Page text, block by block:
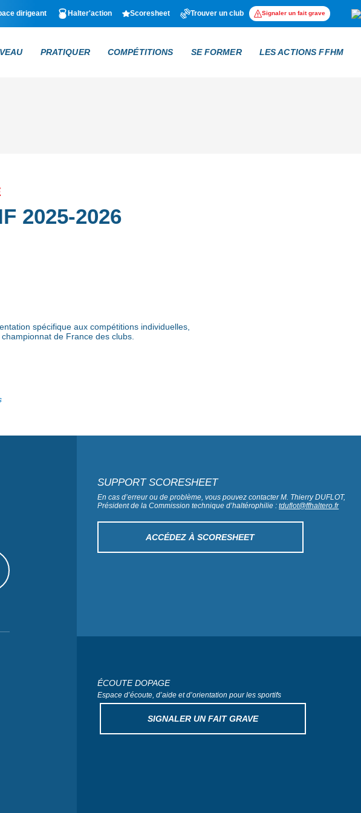
dirigeant Halter'action Scoresheet Trouver un club Signaler un fait grave
PRATIQUER COMPÉTITIONS SE FORMER LES ACTIONS FFHM
2025-2026
spécifique aux compétitions individuelles,
de France des clubs.
SUPPORT SCORESHEET
En cas d’erreur ou de problème, vous pouvez contacter M. Thierry DUFLOT,
Président de la Commission technique d’haltérophilie :tduflot@ffhaltero.fr
ACCÉDEZ À SCORESHEET
ÉCOUTE DOPAGE
Espace d’écoute, d’aide et d’orientation pour les sportifs
SIGNALER UN FAIT GRAVE